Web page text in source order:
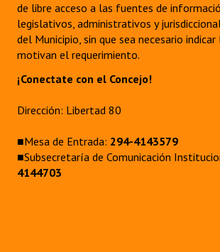
de libre acceso a las fuentes de
legislativos, administrativos y
del Municipio, sin que sea necesario
motivan el requerimiento.
¡Conectate con el Concejo!
Dirección: Libertad 80
■Mesa de Entrada: 294-4143579
■Subsecretaría de Comunicación
4144703